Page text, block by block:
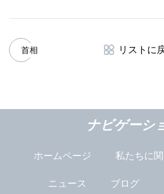
首相 リストに
ナビゲーシ
ホームページ 私たちに
ニュース ブログ